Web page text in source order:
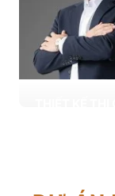
lựa chọn từ các